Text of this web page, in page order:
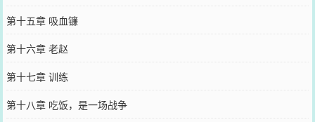
第十五章 吸血镰
第十六章 老赵
第十七章 训练
第十八章 吃饭，是一场战争